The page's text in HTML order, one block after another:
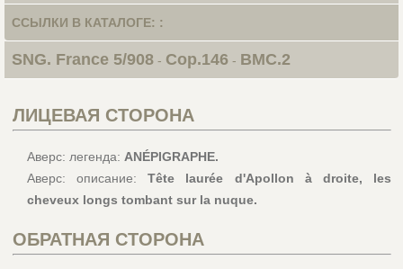
ССЫЛКИ В КАТАЛОГЕ: :
SNG. France 5/908- Cop.146 - BMC.2
ЛИЦЕВАЯ СТОРОНА
Аверс: легенда: ANÉPIGRAPHE.
Аверс: описание:Tête laurée d'Apollon à droite, les
cheveux longs tombant sur la nuque.
ОБРАТНАЯ СТОРОНА